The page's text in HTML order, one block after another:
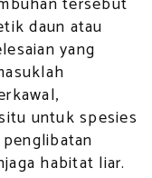
daun atau
yang
untuk spesies
habitat liar.